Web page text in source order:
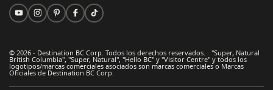
© 2026 - Destination BC Corp. Todos los derechos reservados. "Super, Natural
British Columbia", "Super, Natural", "Hello BC" y "Visitor Centre" y todos los
logotipos/marcas comerciales asociados son marcas comerciales o Marcas
Oficiales de Destination BC Corp.